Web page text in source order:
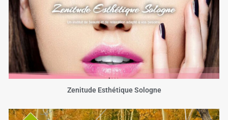
Zenitude Esthétique Sologne